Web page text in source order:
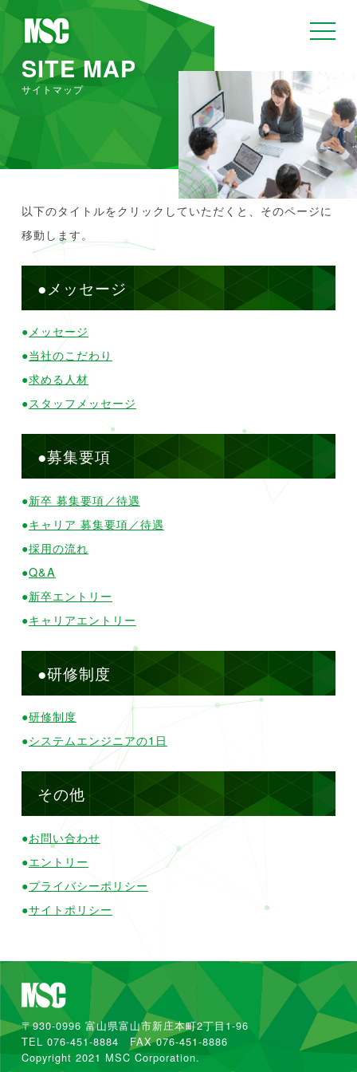
toggle
SITE MAP
サイトマップ
以下のタイトルをクリックしていただくと、そのページに
移動します。
●メッセージ
●メッセージ
●当社のこだわり
●求める人材
●スタッフメッセージ
●募集要項
●新卒 募集要項／待遇
●キャリア 募集要項／待遇
●採用の流れ
●Q&A
●新卒エントリー
●キャリアエントリー
●研修制度
●研修制度
●システムエンジニアの1日
その他
●お問い合わせ
●エントリー
●プライバシーポリシー
●サイトポリシー
〒930-0996 富山県富山市新庄本町2丁目1-96
TEL 076-451-8884 FAX 076-451-8886
Copyright 2021 MSC Corporation.